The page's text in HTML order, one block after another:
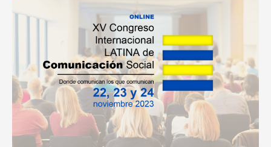
Latina
2023